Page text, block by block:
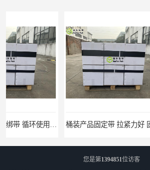
桶装产品固定带 拉紧力好 固永包材 托盘
您是第1394851位访客